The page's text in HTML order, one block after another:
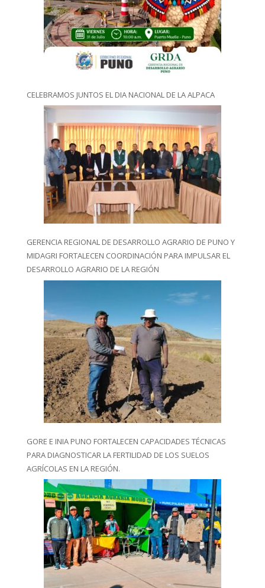
CELEBRAMOS JUNTOS EL DIA NACIONAL DE LA ALPACA
GERENCIA REGIONAL DE DESARROLLO AGRARIO DE PUNO Y
MIDAGRI FORTALECEN COORDINACIÓN PARA IMPULSAR EL
DESARROLLO AGRARIO DE LA REGIÓN
GORE E INIA PUNO FORTALECEN CAPACIDADES TÉCNICAS
PARA DIAGNOSTICAR LA FERTILIDAD DE LOS SUELOS
AGRÍCOLAS EN LA REGIÓN.